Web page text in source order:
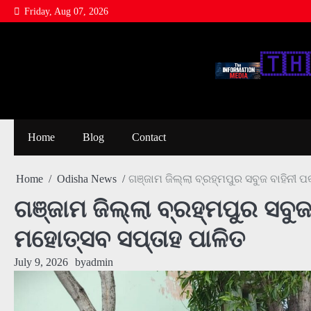
Skip
to
Friday, Aug 07, 2026
Home Blog Contact
Home Odisha News ଗଞ୍ଜାମ ଜିଲ୍ଲା ବ୍ରହ୍ମପୁର ସବୁଜ ବାହିନୀ
ଗଞ୍ଜାମ ଜିଲ୍ଲା ବ୍ରହ୍ମପୁର
ମହୋତ୍ସବ ସପ୍ତାହ ପାଳିତ
July 9, 2026 byadmin